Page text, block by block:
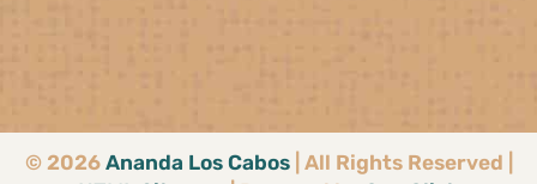
© 2026 Ananda Los Cabos| All Rights Reserved |